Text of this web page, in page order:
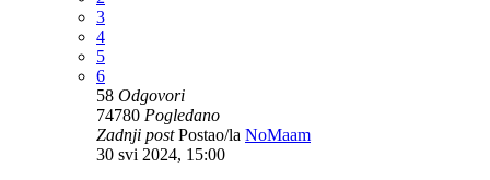
3
4
5
6
58 Odgovori
74780 Pogledano
Zadnji postPostao/la NoMaam
30 svi 2024, 15:00